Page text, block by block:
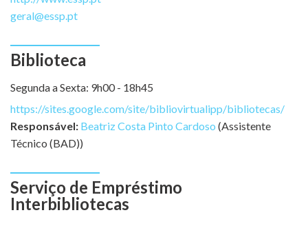
geral@essp.pt
Biblioteca
Segunda a Sexta: 9h00 - 18h45
https://sites.google.com/site/bibliovirtualipp/bibliotecas/
Responsável: Beatriz Costa Pinto Cardoso (Assistente
Técnico (BAD))
Serviço de Empréstimo
Interbibliotecas